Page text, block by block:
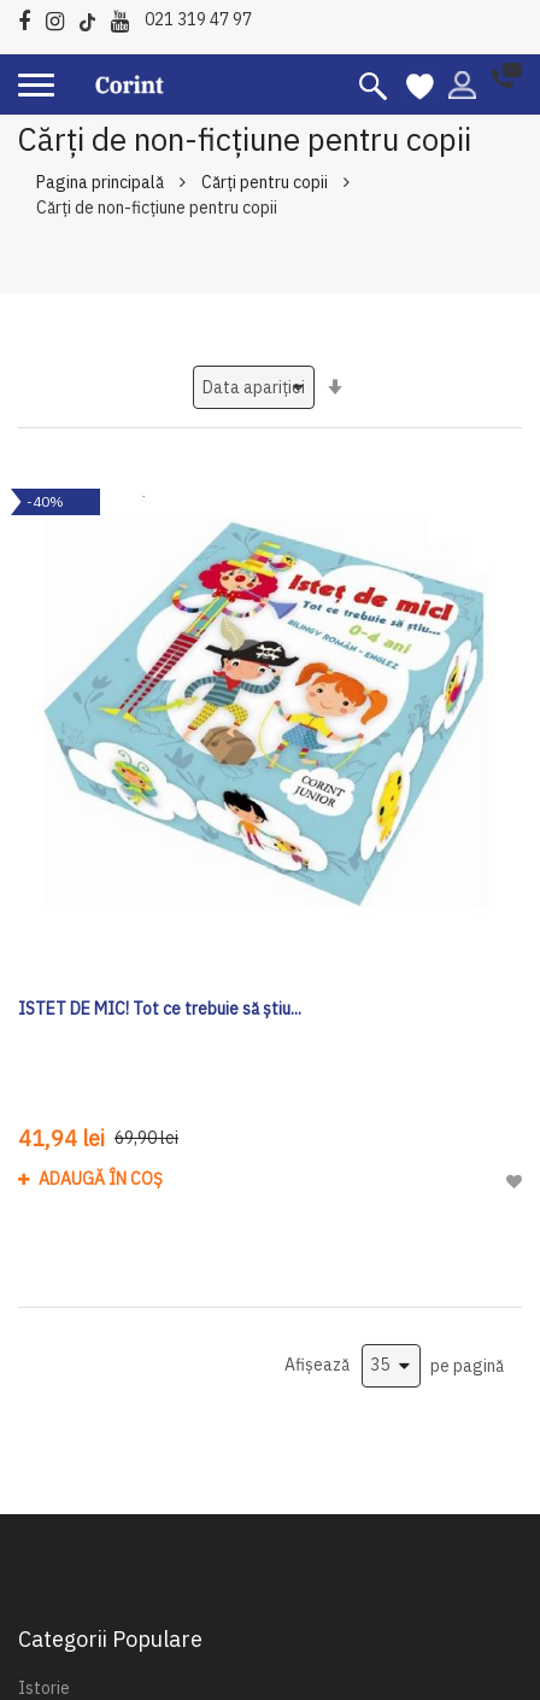
021 319 47 97
Cărți de non-ficțiune pentru copii
Pagina principală
Cărți pentru copii
Cărți de non-ficțiune pentru copii
-40%
ISTET DE MIC! Tot ce trebuie să ştiu...
41,94 lei 69,90 lei
ADAUGĂ ÎN COȘ
Afișează pe pagină
Categorii Populare
Istorie